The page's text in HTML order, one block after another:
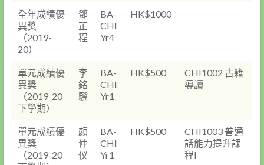
全年成績優
異獎
（2019-
20）
鄧
芷
程
BA-
CHI
Yr4
HK$1000
單元成績優
異獎
（2019-20
下學期）
李
銘
驥
BA-
CHI
Yr1
HK$500
CHI1002 古籍
導讀
單元成績優
異獎
（2019-20
颜
仲
仪
BA-
CHI
Yr1
HK$500
CHI1003 普通
話能力提升課
程I